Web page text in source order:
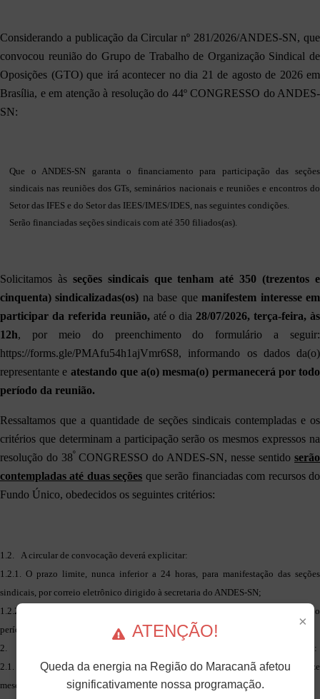
Considerando a publicação daCircular nº 281/2026/ANDES-SN, que
convocou reunião do Grupo de Trabalho de Organização Sindical de
Oposições (GTO) que irá acontecer no dia 21 de agosto de 2026 em
Brasília, e em atenção à resolução do 44º CONGRESSO do ANDES-
SN:
Que o ANDES-SN garanta o financiamento para participação das seções
sindicais nas reuniões dos GTs, seminários nacionais e reuniões e encontros do
Setor das IFES e do Setor das IEES/IMES/IDES, nas seguintes condições.
Serão financiadas seções sindicais com até 350 filiados(as).
Solicitamos às seções sindicais que tenham até 350 (trezentos e
cinquenta) sindicalizadas(os) na base quemanifestem interesse em
participar da referida reunião,até o dia 28/07/2026, terça-feira, às
12h, por meio do preenchimento do formulário a seguir:
https://forms.gle/PMAfu54h1ajVmr6S8, informando os dados da(o)
representante e atestando que a(o) mesma(o) permanecerá por todo
período da reunião.
Ressaltamos que a quantidade de seções sindicais contempladas e os
critérios que determinam a participação serão os mesmos expressos na
resolução do 38º CONGRESSO do ANDES-SN, nesse sentido serão
contempladas até duas seções que serão financiadas com recursos do
Fundo Único, obedecidos os seguintes critérios:
1.2. A circular de convocação deverá explicitar:
1.2.1. O prazo limite, nunca inferior a 24 horas, para manifestação das seções
sindicais, por correio eletrônico dirigido à secretaria do ANDES-SN;
1.2.2. Que o(a) representante da seção sindical deverá permanecer por todo o
período da reunião;
2. A seção sindical será definida observando-se a seguinte ordem de prioridades:
2.1. As seções sindicais com menor número de participações nos últimos doze
meses;
×
ATENÇÃO!
Queda da energia na Região do Maracanã afetou
significativamente nossa programação.